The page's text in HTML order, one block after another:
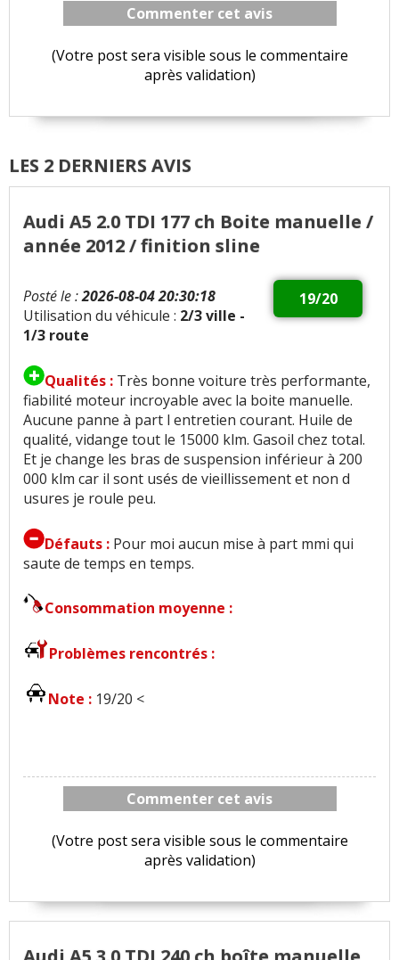
Commenter cet avis
(Votre post sera visible sous le commentaire
après validation)
LES 2 DERNIERS AVIS
Audi A5 2.0 TDI 177 ch Boite manuelle /
année 2012 / finition sline
19/20
Posté le :2026-08-04 20:30:18
Utilisation du véhicule : 2/3 ville -
1/3 route
Qualités : Très bonne voiture très performante,
fiabilité moteur incroyable avec la boite manuelle.
Aucune panne à part l entretien courant. Huile de
qualité, vidange tout le 15000 klm. Gasoil chez total.
Et je change les bras de suspension inférieur à 200
000 klm car il sont usés de vieillissement et non d
usures je roule peu.
Défauts : Pour moi aucun mise à part mmi qui
saute de temps en temps.
Consommation moyenne :
Problèmes rencontrés :
Note : 19/20 <
Commenter cet avis
(Votre post sera visible sous le commentaire
après validation)